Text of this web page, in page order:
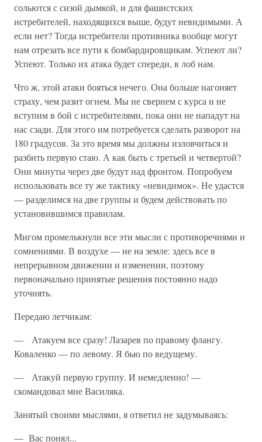
сольются с сизой дымкой, и для фашистских
истребителей, находящихся выше, будут невиди­мыми. А
если нет? Тогда истребители противника вообще могут
нам отрезать все пути к бомбардировщикам. Успеют ли?
Успеют. Только их атака будет спереди, в лоб нам.
Что ж, этой атаки бояться нечего. Она больше нагоняет
страху, чем разит огнем. Мы не свернем с курса и не
вступим в бой с истребите­лями, пока они не нападут на
нас сзади. Для этого им потребуется сделать разворот на
180 градусов. За это время мы должны изловчиться и
разбить первую стаю. А как быть с третьей и четвертой?
Они минуты через две будут над фронтом. Попробуем
использовать все ту же тактику «невидимок». Не удастся
— разделимся на две группы и будем действовать по
установившимся правилам.
Мигом промелькнули все эти мысли с противоречиями и
сомнени­ями. В воздухе — не на земле: здесь все в
непрерывном движении и изменении, поэтому
первоначально принятые решения постоянно надо
уточнять.
Передаю летчикам:
— Атакуем все сразу! Лазарев по правому флангу.
Коваленко — по левому. Я бью по ведущему.
— Атакуй первую группу. И немедленно! —
скомандовал мне Василяка.
Занятый своими мыслями, я ответил не задумываясь:
— Вас понял...